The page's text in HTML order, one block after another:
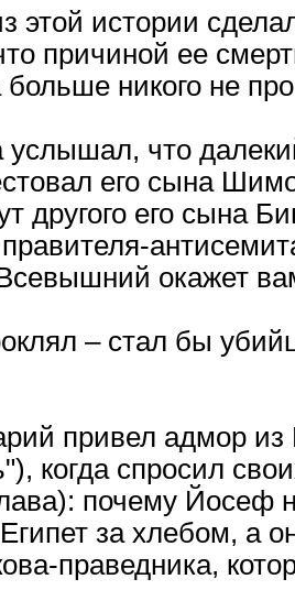
этой истории
причиной ее
больше никого не
услышал, что
его сына
другого его сына
окажет
– стал бы
привел адмор из
когда спросил
почему Йосеф
за хлебом, а
праведника,